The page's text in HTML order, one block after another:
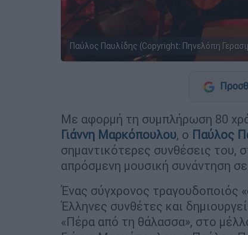
Παύλος Παυλίδης (Copyright: Πηνελόπη
Με αφορμή τη συμπλήρωση 80
Γιάννη Μαρκόπουλου, ο Παύλος
σημαντικότερες συνθέσεις του,
απρόσμενη μουσική συνάντηση
Ένας σύγχρονος τραγουδοποιός
Έλληνες συνθέτες και
«Πέρα από τη θάλασσα», στο